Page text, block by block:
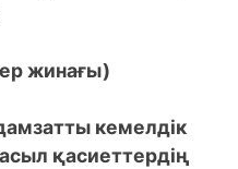
жинағы)
кемелдік
қасиеттердің